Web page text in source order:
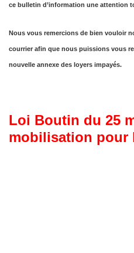
ce bulletin d’information une attention
Nous vous remercions de bien vouloir
courrier afin que nous puissions vous
nouvelle annexe des loyers impayés.
Loi Boutin du 25
mobilisation pour